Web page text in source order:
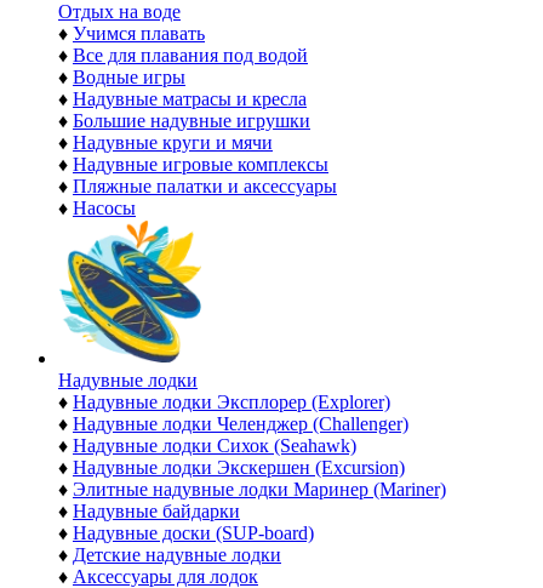
Отдых на воде
♦ Учимся плавать
♦ Все для плавания под водой
♦ Водные игры
♦ Надувные матрасы и кресла
♦ Большие надувные игрушки
♦ Надувные круги и мячи
♦ Надувные игровые комплексы
♦ Пляжные палатки и аксессуары
♦ Насосы
Надувные лодки
♦ Надувные лодки Эксплорер (Explorer)
♦ Надувные лодки Челенджер (Challenger)
♦ Надувные лодки Сихок (Seahawk)
♦ Надувные лодки Экскершен (Excursion)
♦ Элитные надувные лодки Маринер (Mariner)
♦ Надувные байдарки
♦ Надувные доски (SUP-board)
♦ Детские надувные лодки
♦ Аксессуары для лодок